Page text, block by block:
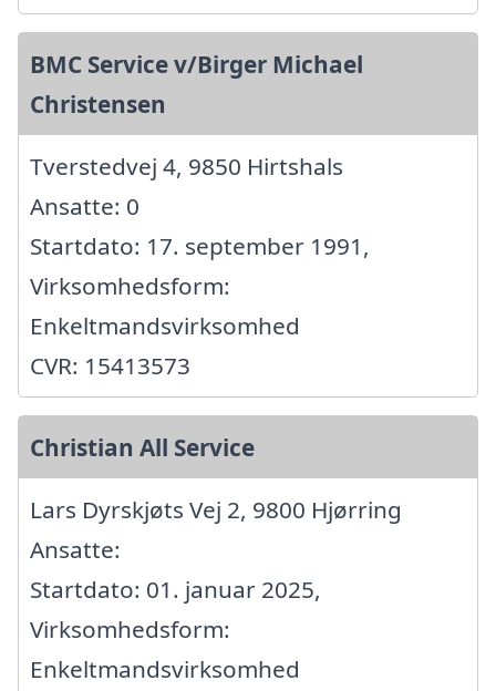
BMC Service v/Birger Michael
Christensen
Tverstedvej 4, 9850 Hirtshals
Ansatte: 0
Startdato: 17. september 1991,
Virksomhedsform:
Enkeltmandsvirksomhed
CVR: 15413573
Christian All Service
Lars Dyrskjøts Vej 2, 9800 Hjørring
Ansatte:
Startdato: 01. januar 2025,
Virksomhedsform:
Enkeltmandsvirksomhed